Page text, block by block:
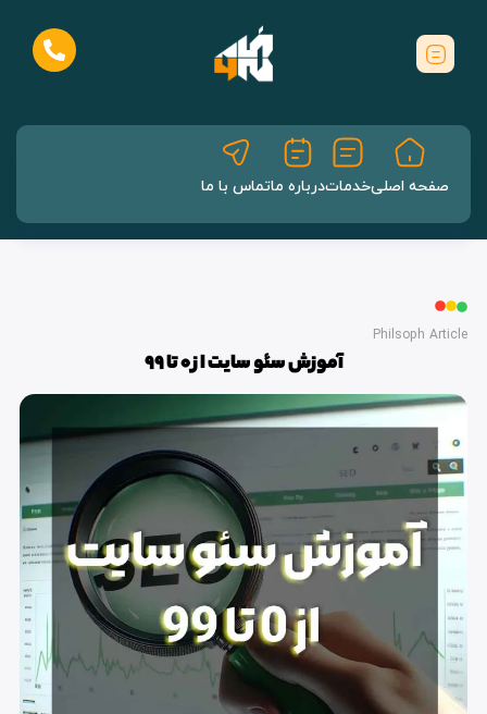
صفحه اصلیخدماتدرباره ماتماس با ما
Philsoph Article
آموزش سئو سایت از 0 تا 99